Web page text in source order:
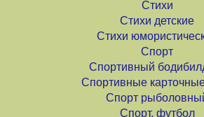
Стихи
Стихи детские
Стихи
Спорт
Спортивный
Спортивные
Спорт
Спорт, футбол